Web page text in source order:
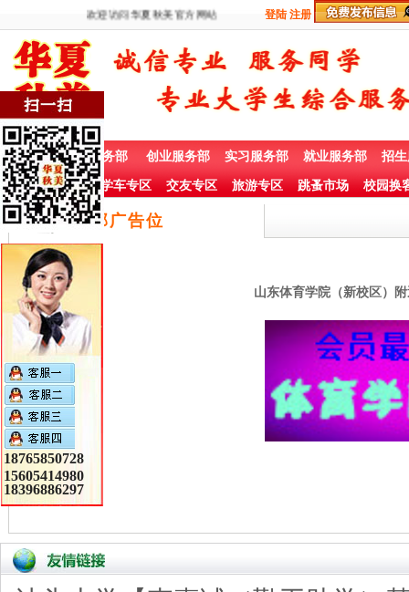
欢迎访问华夏秋美官方网站 登陆 注册
首 页 兼职服务部 创业服务部 实习服务部 就业服务部 招
社团赞助专栏 学车专区 交友专区 旅游专区 跳蚤市场 校园换
底部广告位
山东体育学院（新校区）
18765850728
15605414980
18396886297